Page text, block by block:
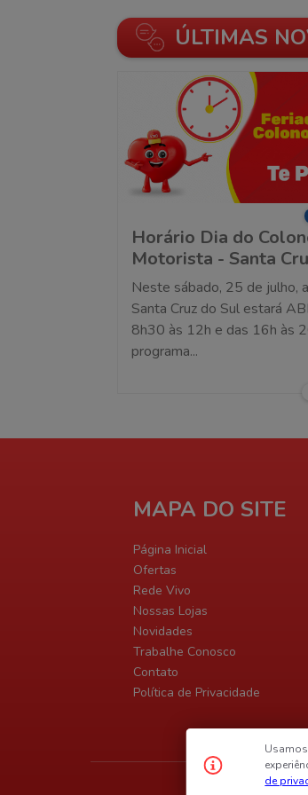
ÚLTIMAS
Horário Dia do
Motorista - Santa
Neste sábado, 25 de julho,
Santa Cruz do Sul estará
8h30 às 12h e das 16h às
programa...
MAPA DO SITE
Página Inicial
Ofertas
Rede Vivo
Nossas Lojas
Novidades
Trabalhe Conosco
Contato
Política de Privacidade
de